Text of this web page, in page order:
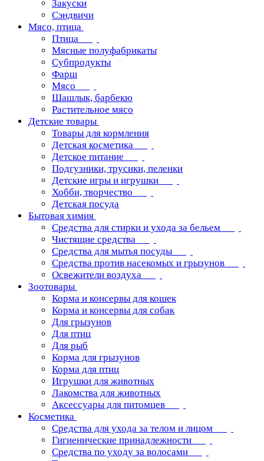
Закуски
Сэндвичи
Мясо, птица
Птица
Мясные полуфабрикаты
Субпродукты
Фарш
Мясо
Шашлык, барбекю
Растительное мясо
Детские товары
Товары для кормления
Детская косметика
Детское питание
Подгузники, трусики, пеленки
Детские игры и игрушки
Хобби, творчество
Детская посуда
Бытовая химия
Средства для стирки и ухода за бельем
Чистящие средства
Средства для мытья посуды
Средства против насекомых и грызунов
Освежители воздуха
Зоотовары
Корма и консервы для кошек
Корма и консервы для собак
Для грызунов
Для птиц
Для рыб
Корма для грызунов
Корма для птиц
Игрушки для животных
Лакомства для животных
Аксессуары для питомцев
Косметика
Средства для ухода за телом и лицом
Гигиенические принадлежности
Средства по уходу за волосами